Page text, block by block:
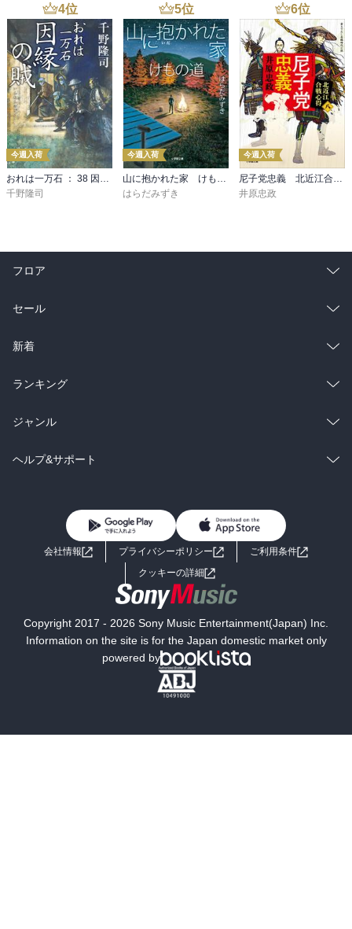
4位
今週入荷
おれは一万石 ： 38 因縁の賊
千野隆司
5位
今週入荷
山に抱かれた家 けもの道
はらだみずき
6位
今週入荷
尼子党忠義 北近江合戦心得〈八〉
井原忠政
フロア
総合
ラノベ
雑誌・グラビア
BL・TL
セール
総合
ラノベ
雑誌・グラビア
BL・TL
新着
総合
ラノベ
雑誌・グラビア
ランキング
総合
ラノベ
ジャンル
コミック
ライトノベル 男子向けラノベ
小説
海外小説
ミステリー SF
文学
ヘルプ&サポート
よくあるご質問 お問い合わせ
会社情報 プライバシーポリシー
ご利用条件
クッキーの詳細
Copyright 2017 - 2026 Sony Music Entertainment(Japan) Inc.
Information on the site is for the Japan domestic market only
powered by